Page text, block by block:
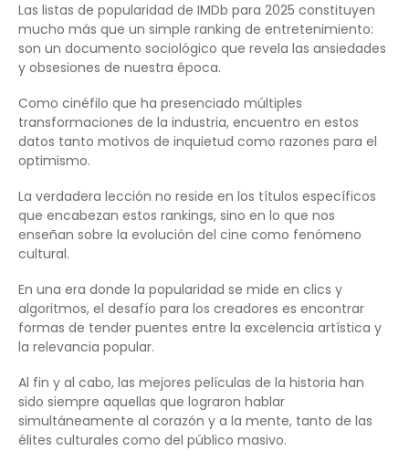
Las listas de popularidad de IMDb para 2025 constituyen
mucho más que un simple ranking de entretenimiento:
son un documento sociológico que revela las ansiedades
y obsesiones de nuestra época.
Como cinéfilo que ha presenciado múltiples
transformaciones de la industria, encuentro en estos
datos tanto motivos de inquietud como razones para el
optimismo.
La verdadera lección no reside en los títulos específicos
que encabezan estos rankings, sino en lo que nos
enseñan sobre la evolución del cine como fenómeno
cultural.
En una era donde la popularidad se mide en clics y
algoritmos, el desafío para los creadores es encontrar
formas de tender puentes entre la excelencia artística y
la relevancia popular.
Al fin y al cabo, las mejores películas de la historia han
sido siempre aquellas que lograron hablar
simultáneamente al corazón y a la mente, tanto de las
élites culturales como del público masivo.